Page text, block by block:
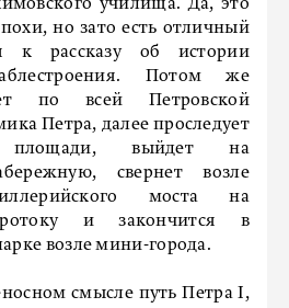
училища. Да, это
но зато есть отличный
к рассказу об истории
Потом же
по всей Петровской
Петра, далее проследует
выйдет на
свернет возле
моста на
и закончится в
возле мини-города.
смысле путь Петра I,